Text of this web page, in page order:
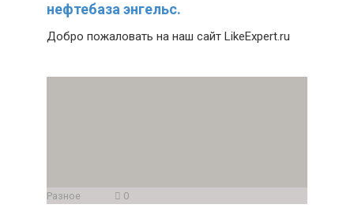
нефтебаза энгельс.
Добро пожаловать на наш сайт LikeExpert.ru
Разное 0